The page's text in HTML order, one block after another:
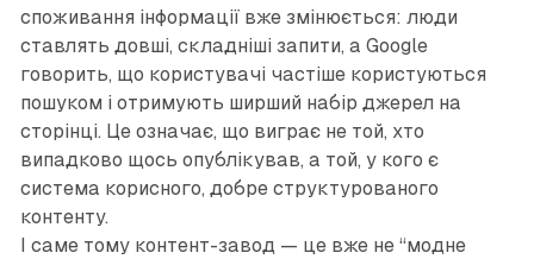
споживання інформації вже змінюється: люди
ставлять довші, складніші запити, а Google
говорить, що користувачі частіше користуються
пошуком і отримують ширший набір джерел на
сторінці. Це означає, що виграє не той, хто
випадково щось опублікував, а той, у кого є
система корисного, добре структурованого
контенту.
І саме тому контент-завод — це вже не “модне